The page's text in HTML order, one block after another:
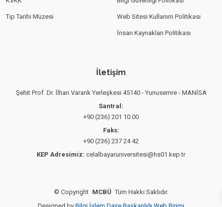
Tıp Tarihi Müzesi Web Sitesi Kullanım Politikası
İnsan Kaynakları Politikası
İletişim
Şehit Prof. Dr. İlhan Varank Yerleşkesi 45140 - Yunusemre - MANİSA
Santral:
+90 (236) 201 10 00
Faks:
+90 (236) 237 24 42
KEP Adresimiz: celalbayaruniversitesi@hs01.kep.tr
© Copyright MCBÜ Tüm Hakkı Saklıdır.